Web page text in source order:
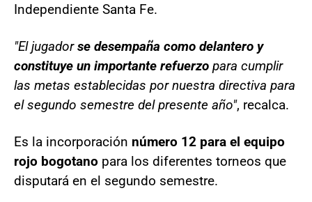
Independiente Santa Fe.
"El jugadorse desempaña como delantero y
constituye un importante refuerzo para cumplir
las metas establecidas por nuestra directiva para
el segundo semestre del presente año", recalca.
Es la incorporación número 12 para el equipo
rojo bogotano para los diferentes torneos que
disputará en el segundo semestre.